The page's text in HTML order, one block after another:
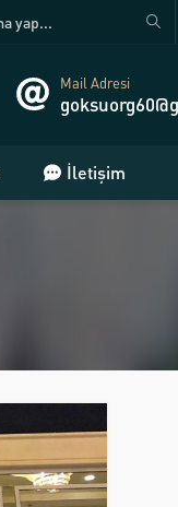
Mail Adresi
İletişim